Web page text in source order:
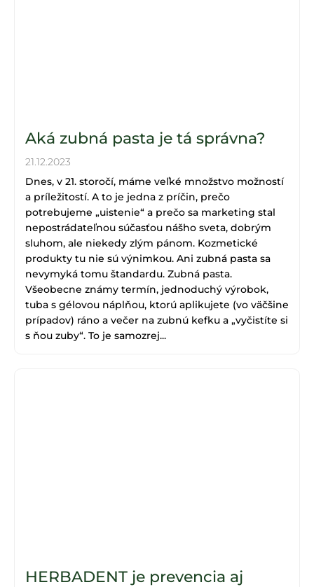
Aká zubná pasta je tá správna?
21.12.2023
Dnes, v 21. storočí, máme veľké množstvo možností
a príležitostí. A to je jedna z príčin, prečo
potrebujeme „uistenie“ a prečo sa marketing stal
nepostrádateľnou súčasťou nášho sveta, dobrým
sluhom, ale niekedy zlým pánom. Kozmetické
produkty tu nie sú výnimkou. Ani zubná pasta sa
nevymyká tomu štandardu. Zubná pasta.
Všeobecne známy termín, jednoduchý výrobok,
tuba s gélovou náplňou, ktorú aplikujete (vo väčšine
prípadov) ráno a večer na zubnú kefku a „vyčistíte si
s ňou zuby“. To je samozrej...
HERBADENT je prevencia aj